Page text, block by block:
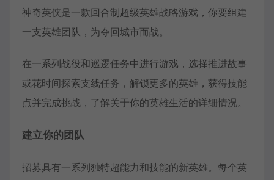
神奇英侠是一款回合制超级英雄战略游戏，你要组建
一支英雄团队，为夺回城市而战。
在一系列战役和巡逻任务中进行游戏，选择推进故事
或花时间探索支线任务，解锁更多的英雄，获得技能
点并完成挑战，了解关于你的英雄生活的详细情况。
建立你的团队
招募具有一系列独特超能力和技能的新英雄。每个英